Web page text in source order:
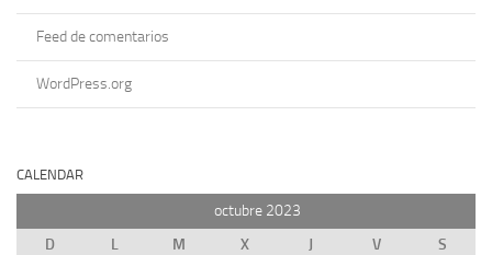
Feed de comentarios
WordPress.org
CALENDAR
octubre 2023
D
L M X J V
S